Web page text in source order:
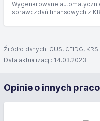
Wygenerowane
sprawozdań finansowych z
Źródło danych: GUS, CEIDG, KRS
Data aktualizacji: 14.03.2023
Opinie o innych